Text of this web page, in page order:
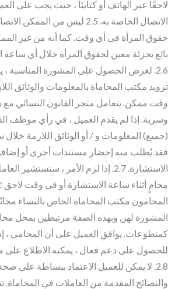
لاحقًا عبر الهاتف أو كتابيًا ، حيث يجب على
الاتصال الخاصة به. 2.5 ليس من
حقوق المرأة في أي وقت. كما أنه من غير
بائع تجزئة معين لحقوق المرأة خلال أي
2.6. لغرض الحصول على المشورة المناسبة
تزويد مكتب المحاماة بالمعلومات والوثائق
وقت ممكن. يتعامل متجر القانون النسائي مع
وسرية. إذا لم يقدم العميل ، في رأي موظف
(جميع) المعلومات و / أو الوثائق اللازمة خلال
فقد يُطلب منه إحضار مستندات أخرى أو
الاستشارة. 2.7. إذا لزم الأمر ،
محامٍ أثناء ساعة الاستشارة أو في وقت لاحق
المحامون مكتب المحاماة الخاص بالنساء
المشورة لهن وبهذه الصفة مرتبطين بمحل
كمتطوعات. يوافق العميل على أن المحامي ،
للحصول على دعم فعال ، يمكنه الاطلاع على
2.8. لا يمكن للعميل الاعتماد ببساطة على
والنصائح المقدمة من العاملات في المحاماة.